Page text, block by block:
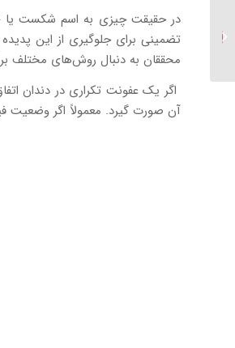
در حقیقت چیزی به اسم شکست یا
محققان به دنبال روش‌های مختلف
اگر یک عفونت تکراری در دندان
آن صورت گیرد. معمولاً اگر وضعیت
عوامل ایجاد و درمان
خونریزی لثه